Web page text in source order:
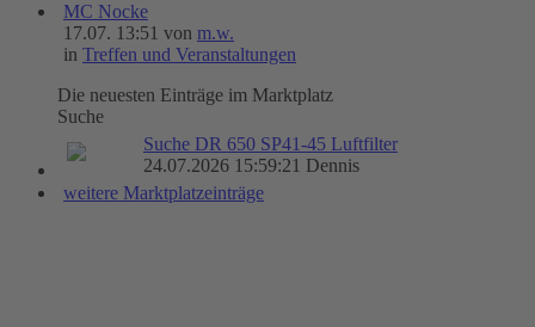
MC Nocke
17.07. 13:51 von m.w.
in Treffen und Veranstaltungen
Die neuesten Einträge im Marktplatz
Suche
Suche DR 650 SP41-45 Luftfilter
24.07.2026 15:59:21 Dennis
weitere Marktplatzeinträge